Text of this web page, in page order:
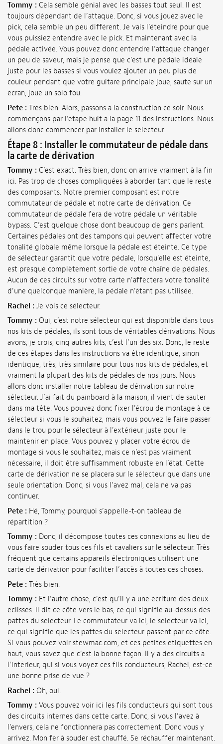
Tommy : Cela semble génial avec les basses tout seul. Il est
toujours dépendant de l’attaque. Donc, si vous jouez avec le
pick, cela semble un peu différent. Je vais l’éteindre pour que
vous puissiez entendre avec le pick. Et maintenant avec la
pédale activée. Vous pouvez donc entendre l’attaque changer
un peu de saveur, mais je pense que c’est une pédale idéale
juste pour les basses si vous voulez ajouter un peu plus de
couleur pendant que votre guitare principale joue, saute sur un
écran, joue un solo fou.
Pete : Très bien. Alors, passons à la construction ce soir. Nous
commençons par l’étape huit à la page 11 des instructions. Nous
allons donc commencer par installer le sélecteur.
Étape 8 : Installer le commutateur de pédale dans
la carte de dérivation
Tommy : C’est exact. Très bien, donc on arrive vraiment à la fin
ici. Pas trop de choses compliquées à aborder tant que le reste
des composants. Notre premier composant est notre
commutateur de pédale et notre carte de dérivation. Ce
commutateur de pédale fera de votre pédale un véritable
bypass. C’est quelque chose dont beaucoup de gens parlent.
Certaines pédales ont des tampons qui peuvent affecter votre
tonalité globale même lorsque la pédale est éteinte. Ce type
de sélecteur garantit que votre pédale, lorsqu'elle est éteinte,
est presque complètement sortie de votre chaîne de pédales.
Aucun de ces circuits sur votre carte n'affectera votre tonalité
d'une quelconque manière, la pédale n'étant pas utilisée.
Rachel : Je vois ce sélecteur.
Tommy : Oui, c’est notre sélecteur qui est disponible dans tous
nos kits de pédales, ils sont tous de véritables dérivations. Nous
avons, je crois, cinq autres kits, c’est l’un des six. Donc, le reste
de ces étapes dans les instructions va être identique, sinon
identique, très, très similaire pour tous nos kits de pédales, et
vraiment la plupart des kits de pédales de nos jours. Nous
allons donc installer notre tableau de dérivation sur notre
sélecteur. J’ai fait du painboard à la maison, il vient de sauter
dans ma tête. Vous pouvez donc fixer l'écrou de montage à ce
sélecteur si vous le souhaitez, mais vous pouvez le faire passer
dans le trou pour le sélecteur à l'extérieur juste pour le
maintenir en place. Vous pouvez y placer votre écrou de
montage si vous le souhaitez, mais ce n’est pas vraiment
nécessaire, il doit être suffisamment robuste en l’état. Cette
carte de dérivation ne se placera sur le sélecteur que dans une
seule orientation. Donc, si vous l’avez mal, cela ne va pas
continuer.
Pete : Hé, Tommy, pourquoi s’appelle-t-on tableau de
répartition ?
Tommy : Donc, il décompose toutes ces connexions au lieu de
vous faire souder tous ces fils et cavaliers sur le sélecteur. Très
fréquent que certains appareils électroniques utilisent une
carte de dérivation pour faciliter l’accès à toutes ces choses.
Pete : Très bien.
Tommy : Et l’autre chose, c’est qu’il y a une écriture des deux
éclisses. Il dit ce côté vers le bas, ce qui signifie au-dessus des
pattes du sélecteur. Le commutateur va ici, le sélecteur va ici,
ce qui signifie que les pattes du sélecteur passent par ce côté.
Si vous pouvez voir stewmac.com, et ces petites étiquettes en
haut, vous savez que c’est la bonne façon. Il y a des circuits à
l'intérieur, qui si vous voyez ces fils conducteurs, Rachel, est-ce
une bonne prise de vue ?
Rachel : Oh, oui.
Tommy : Vous pouvez voir ici les fils conducteurs qui sont tous
des circuits internes dans cette carte. Donc, si vous l’avez à
l’envers, cela ne fonctionnera pas correctement. Donc vous y
arrivez. Mon fer à souder est chauffé. Se réchauffer maintenant.